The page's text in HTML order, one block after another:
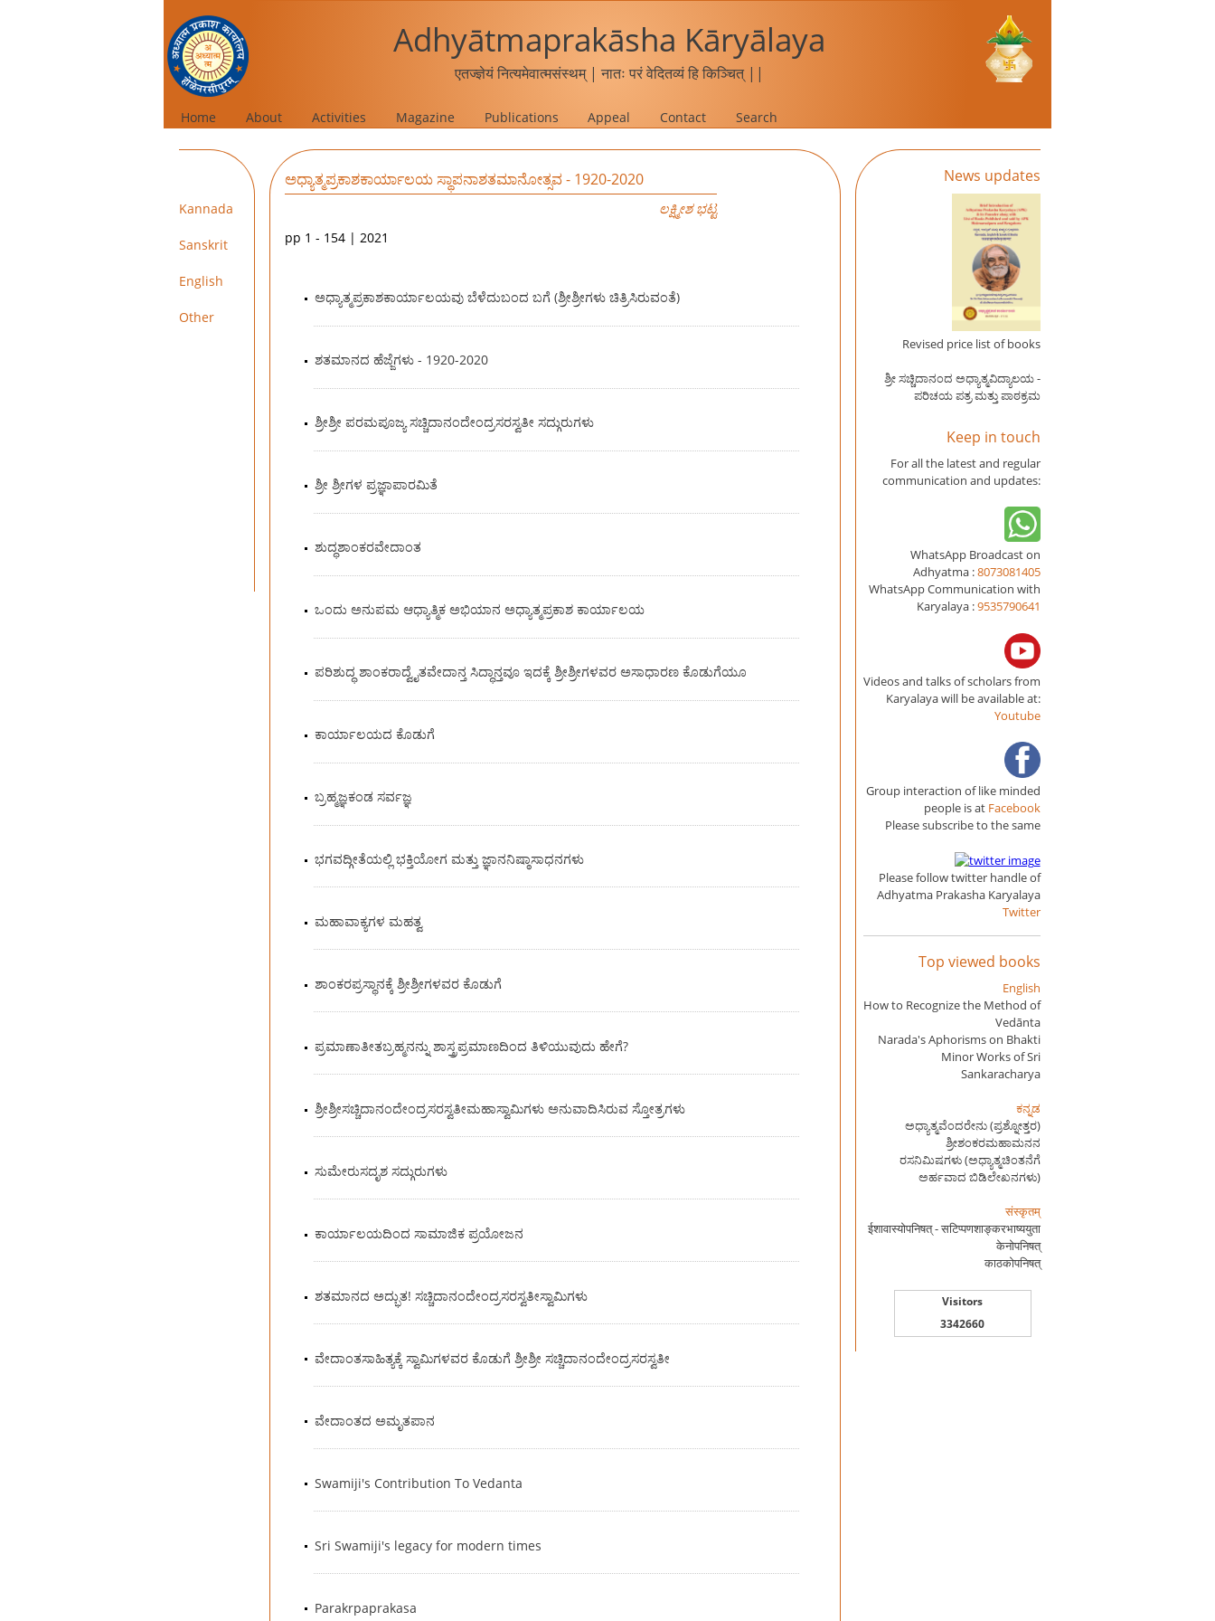
Adhyātmaprakāsha Kāryālaya
एतज्ज्ञेयं नित्यमेवात्मसंस्थम् | नातः परं वेदितव्यं हि किञ्चित् ||
Home About Activities Magazine Publications Appeal Contact Search
Kannada
Sanskrit
English
Other
ಅಧ್ಯಾತ್ಮಪ್ರಕಾಶಕಾರ್ಯಾಲಯ ಸ್ಥಾಪನಾಶತಮಾನೋತ್ಸವ - 1920-2020
ಲಕ್ಷ್ಮೀಶ ಭಟ್ಟ
pp 1 - 154 | 2021
ಅಧ್ಯಾತ್ಮಪ್ರಕಾಶಕಾರ್ಯಾಲಯವು ಬೆಳೆದುಬಂದ ಬಗೆ (ಶ್ರೀಶ್ರೀಗಳು ಚಿತ್ರಿಸಿರುವಂತೆ)
ಶತಮಾನದ ಹೆಜ್ಜೆಗಳು - 1920-2020
ಶ್ರೀಶ್ರೀ ಪರಮಪೂಜ್ಯ ಸಚ್ಚಿದಾನಂದೇಂದ್ರಸರಸ್ವತೀ ಸದ್ಗುರುಗಳು
ಶ್ರೀ ಶ್ರೀಗಳ ಪ್ರಜ್ಞಾಪಾರಮಿತೆ
ಶುದ್ಧಶಾಂಕರವೇದಾಂತ
ಒಂದು ಅನುಪಮ ಆಧ್ಯಾತ್ಮಿಕ ಅಭಿಯಾನ ಅಧ್ಯಾತ್ಮಪ್ರಕಾಶ ಕಾರ್ಯಾಲಯ
ಪರಿಶುದ್ಧ ಶಾಂಕರಾದ್ವೈತವೇದಾನ್ತ ಸಿದ್ಧಾನ್ತವೂ ಇದಕ್ಕೆ ಶ್ರೀಶ್ರೀಗಳವರ ಅಸಾಧಾರಣ ಕೊಡುಗೆಯೂ
ಕಾರ್ಯಾಲಯದ ಕೊಡುಗೆ
ಬ್ರಹ್ಮಜ್ಞಕಂಡ ಸರ್ವಜ್ಞ
ಭಗವದ್ಗೀತೆಯಲ್ಲಿ ಭಕ್ತಿಯೋಗ ಮತ್ತು ಜ್ಞಾನನಿಷ್ಠಾಸಾಧನಗಳು
ಮಹಾವಾಕ್ಯಗಳ ಮಹತ್ವ
ಶಾಂಕರಪ್ರಸ್ಥಾನಕ್ಕೆ ಶ್ರೀಶ್ರೀಗಳವರ ಕೊಡುಗೆ
ಪ್ರಮಾಣಾತೀತಬ್ರಹ್ಮನನ್ನು ಶಾಸ್ತ್ರಪ್ರಮಾಣದಿಂದ ತಿಳಿಯುವುದು ಹೇಗೆ?
ಶ್ರೀಶ್ರೀಸಚ್ಚಿದಾನಂದೇಂದ್ರಸರಸ್ವತೀಮಹಾಸ್ವಾಮಿಗಳು ಅನುವಾದಿಸಿರುವ ಸ್ತೋತ್ರಗಳು
ಸುಮೇರುಸದೃಶ ಸದ್ಗುರುಗಳು
ಕಾರ್ಯಾಲಯದಿಂದ ಸಾಮಾಜಿಕ ಪ್ರಯೋಜನ
ಶತಮಾನದ ಅದ್ಭುತ! ಸಚ್ಚಿದಾನಂದೇಂದ್ರಸರಸ್ವತೀಸ್ವಾಮಿಗಳು
ವೇದಾಂತಸಾಹಿತ್ಯಕ್ಕೆ ಸ್ವಾಮಿಗಳವರ ಕೊಡುಗೆ ಶ್ರೀಶ್ರೀ ಸಚ್ಚಿದಾನಂದೇಂದ್ರಸರಸ್ವತೀ
ವೇದಾಂತದ ಅಮೃತಪಾನ
Swamiji's Contribution To Vedanta
Sri Swamiji's legacy for modern times
Parakrpaprakasa
News updates
Revised price list of books
ಶ್ರೀ ಸಚ್ಚಿದಾನಂದ ಅಧ್ಯಾತ್ಮವಿದ್ಯಾಲಯ -
ಪರಿಚಯ ಪತ್ರ ಮತ್ತು ಪಾಠಕ್ರಮ
Keep in touch
For all the latest and regular
communication and updates:
WhatsApp Broadcast on
Adhyatma :8073081405
WhatsApp Communication with
Karyalaya :9535790641
Videos and talks of scholars from
Karyalaya will be available at:
Youtube
Group interaction of like minded
people is at Facebook
Please subscribe to the same
Please follow twitter handle of
Adhyatma Prakasha Karyalaya
Twitter
Top viewed books
English
How to Recognize the Method of
Vedānta
Narada's Aphorisms on Bhakti
Minor Works of Sri
Sankaracharya
ಕನ್ನಡ
ಅಧ್ಯಾತ್ಮವೆಂದರೇನು (ಪ್ರಶ್ನೋತ್ತರ)
ಶ್ರೀಶಂಕರಮಹಾಮನನ
ರಸನಿಮಿಷಗಳು (ಅಧ್ಯಾತ್ಮಚಿಂತನೆಗೆ
ಅರ್ಹವಾದ ಬಿಡಿಲೇಖನಗಳು)
संस्कृतम्
ईशावास्योपनिषत् - सटिप्पणशाङ्करभाष्ययुता
केनोपनिषत्
काठकोपनिषत्
Visitors
3342660